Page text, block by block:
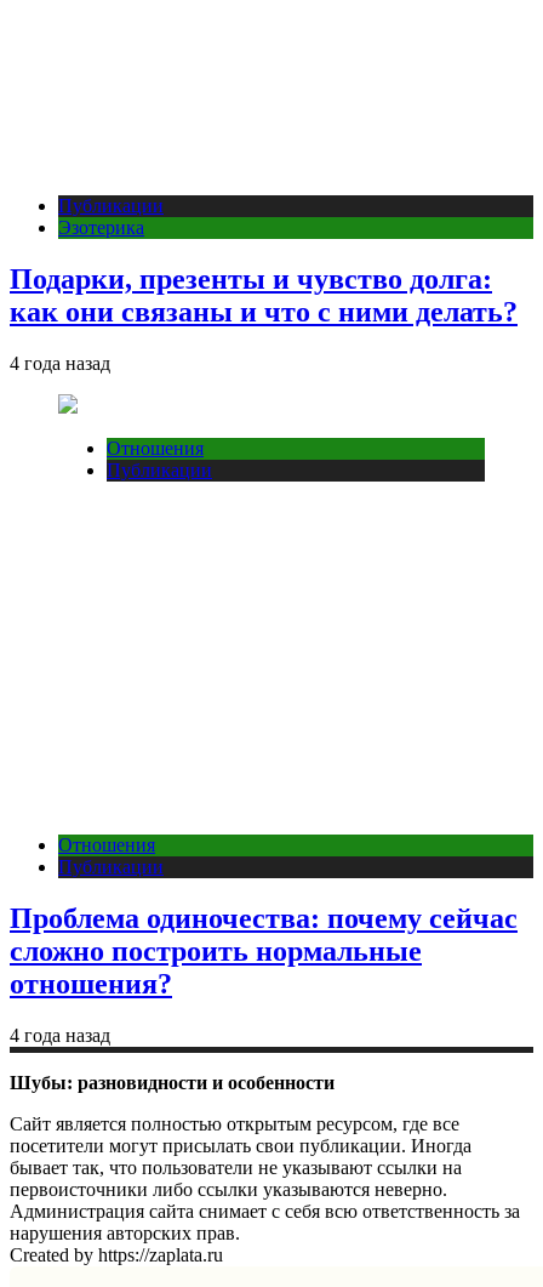
Публикации
Эзотерика
Подарки, презенты и чувство долга:
как они связаны и что с ними делать?
4 года назад
Отношения
Публикации
Отношения
Публикации
Проблема одиночества: почему сейчас
сложно построить нормальные
отношения?
4 года назад
Шубы: разновидности и особенности
Сайт является полностью открытым ресурсом, где все
посетители могут присылать свои публикации. Иногда
бывает так, что пользователи не указывают ссылки на
первоисточники либо ссылки указываются неверно.
Администрация сайта снимает с себя всю ответственность за
нарушения авторских прав.
Created by https://zaplata.ru